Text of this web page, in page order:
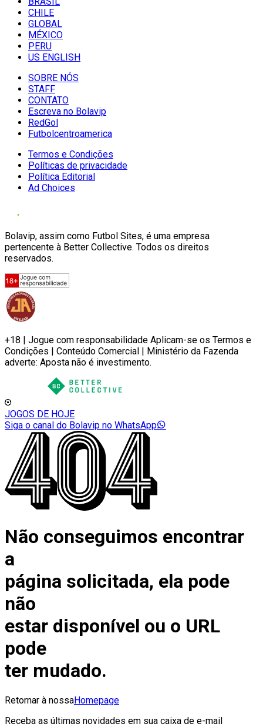
CHILE
GLOBAL
MÉXICO
PERU
US ENGLISH
SOBRE NÓS
STAFF
CONTATO
Escreva no Bolavip
RedGol
Futbolcentroamerica
Termos e Condições
Políticas de privacidade
Política Editorial
Ad Choices
Bolavip, assim como Futbol Sites, é uma empresa
pertencente à Better Collective. Todos os direitos
reservados.
+18 | Jogue com responsabilidade Aplicam-se os Termos e
Condições | Conteúdo Comercial | Ministério da Fazenda
adverte: Aposta não é investimento.
JOGOS DE HOJE
Siga o canal do Bolavip no WhatsApp
Não conseguimos encontrar
a
página solicitada, ela pode
não
estar disponível ou o URL
pode
ter mudado.
Retornar à nossaHomepage
Receba as últimas novidades em sua caixa de e-mail